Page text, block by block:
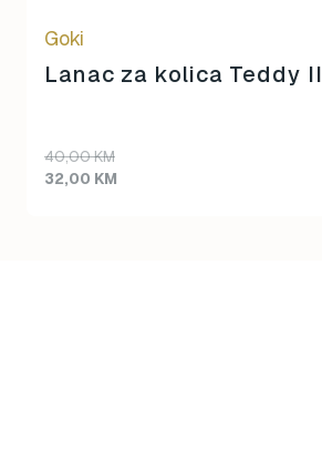
Goki
Lanac za kolica Teddy II
40,00KM
Original
price
32,00 KM
Current
price